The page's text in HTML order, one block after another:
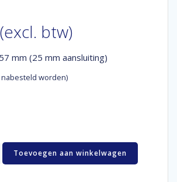
(excl. btw)
mm (25 mm aansluiting)
worden)
Toevoegen aan winkelwagen